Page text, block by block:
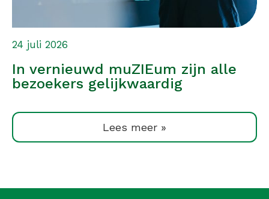
In vernieuwd muZIEum zijn alle
bezoekers gelijkwaardig
24 juli 2026
Lees meer »